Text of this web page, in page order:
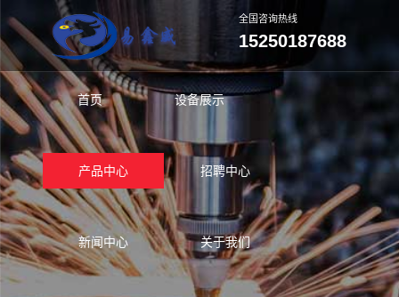
全国咨询热线
15250187688
首页 设备展示
产品中心 招聘中心
新闻中心 关于我们